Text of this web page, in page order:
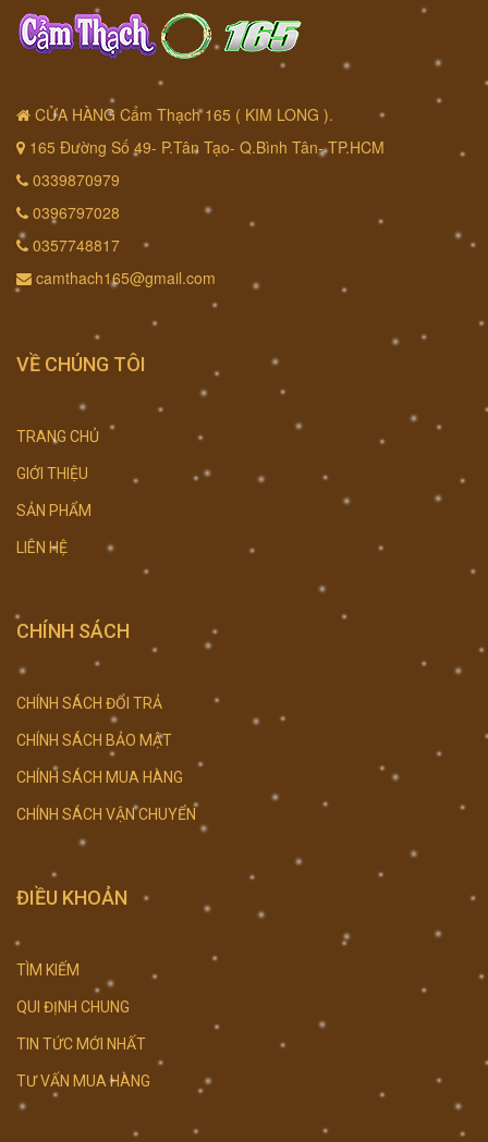
CỬA HÀNG Cẩm Thạch 165 ( KIM LONG ).
165 Đường Số 49- P.Tân Tạo- Q.Bình Tân- TP.HCM
0339870979
0396797028
0357748817
camthach165@gmail.com
VỀ CHÚNG TÔI
TRANG CHỦ
GIỚI THIỆU
SẢN PHẨM
LIÊN HỆ
CHÍNH SÁCH
CHÍNH SÁCH ĐỔI TRẢ
CHÍNH SÁCH BẢO MẬT
CHÍNH SÁCH MUA HÀNG
CHÍNH SÁCH VẬN CHUYỂN
ĐIỀU KHOẢN
TÌM KIẾM
QUI ĐỊNH CHUNG
TIN TỨC MỚI NHẤT
TƯ VẤN MUA HÀNG